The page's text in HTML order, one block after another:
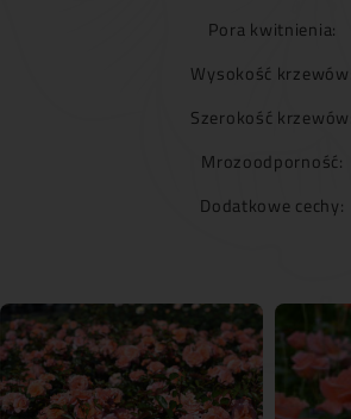
Pora kwitnienia:
Wysokość krzewów:
Szerokość krzewów:
Mrozoodporność:
Dodatkowe cechy: